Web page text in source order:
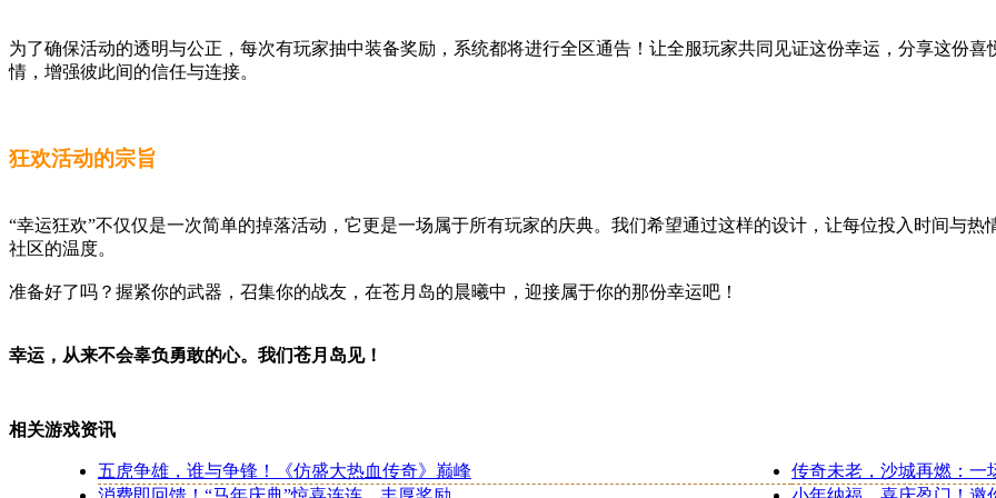
为了确保活动的透明与公正，每次有玩家抽中装备奖励，系统都将进行全区通告！让全服玩家共同见证这份幸运，分享这份
情，增强彼此间的信任与连接。
狂欢活动的宗旨
“幸运狂欢”不仅仅是一次简单的掉落活动，它更是一场属于所有玩家的庆典。我们希望通过这样的设计，让每位投入时间与
社区的温度。
准备好了吗？握紧你的武器，召集你的战友，在苍月岛的晨曦中，迎接属于你的那份幸运吧！
幸运，从来不会辜负勇敢的心。我们苍月岛见！
相关游戏资讯
五虎争雄，谁与争锋！《仿盛大热血传奇》巅峰
传奇未老，沙城再燃：一